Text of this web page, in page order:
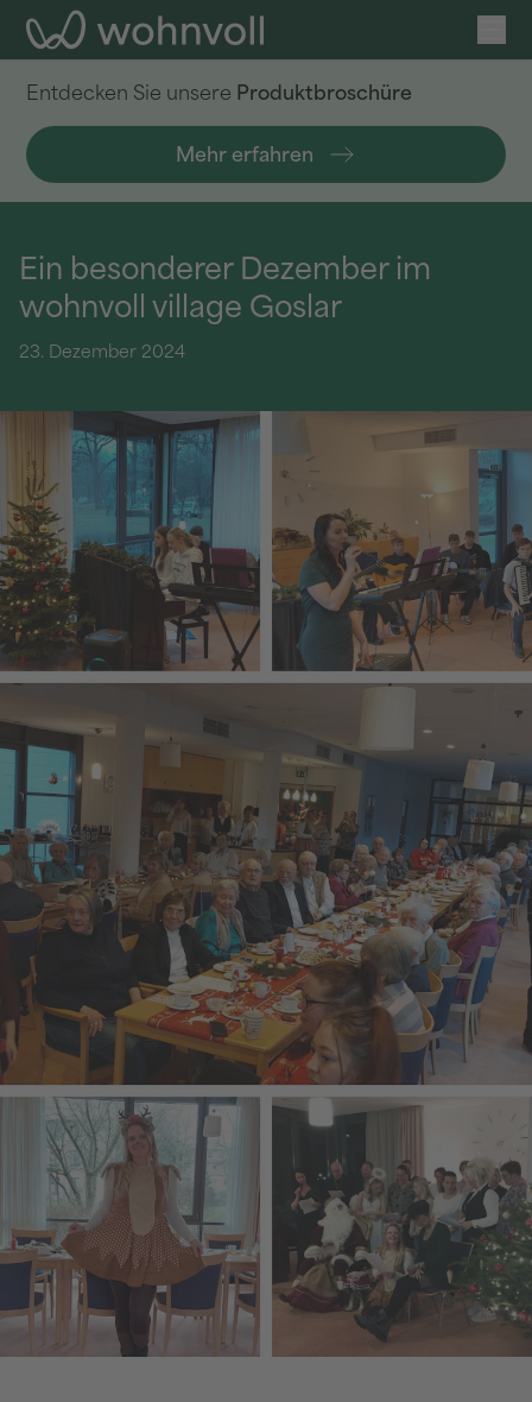
wohnvoll
Entdecken Sie unsere Produktbroschüre
Mehr erfahren
Ein besonderer Dezember im
wohnvoll village Goslar
23. Dezember 2024